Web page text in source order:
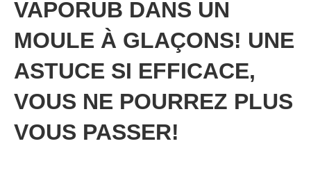
VAPORUB DANS UN
MOULE À GLAÇONS! UNE
ASTUCE SI EFFICACE,
VOUS NE POURREZ PLUS
VOUS PASSER!